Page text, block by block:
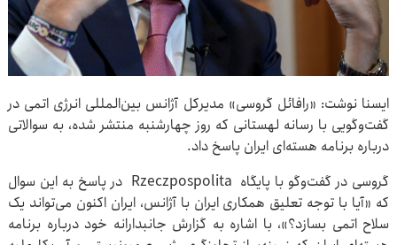
ایسنا نوشت: «رافائل گروسی» مدیرکل آژانس بین‌المللی انرژی اتمی در
گفت‌وگویی با رسانه لهستانی که روز چهارشنبه منتشر شده، به سوالاتی
درباره برنامه هسته‌ای ایران پاسخ داد.
گروسی در گفت‌وگو با پایگاه Rzeczpospolita در پاسخ به این سوال
که «آیا با توجه تعلیق همکاری ایران با آژانس، ایران اکنون می‌تواند یک
سلاح اتمی بسازد؟»، با اشاره به گزارش جانبدارانه خود درباره برنامه